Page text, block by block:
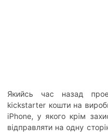
Якийсь час назад
kickstarter кошти на
iPhone, у якого крім
відправляти на одну